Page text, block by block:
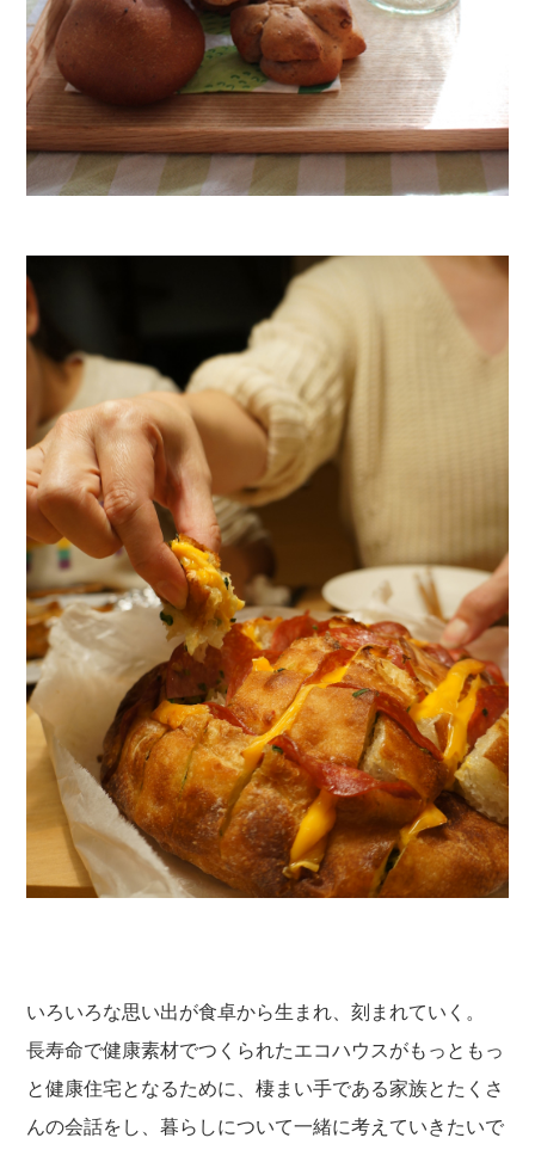
いろいろな思い出が食卓から生まれ、刻まれていく。
長寿命で健康素材でつくられたエコハウスがもっともっ
と健康住宅となるために、棲まい手である家族とたくさ
んの会話をし、暮らしについて一緒に考えていきたいで